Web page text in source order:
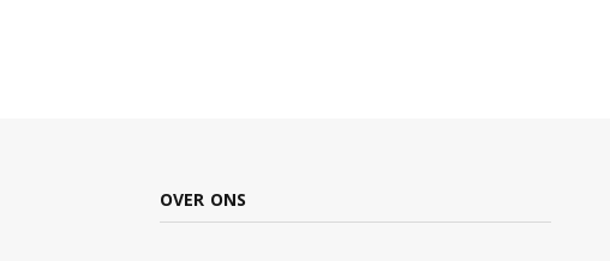
OVER ONS